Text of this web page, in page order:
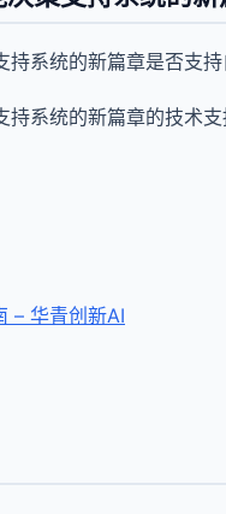
系统的新篇章是否支
持系统的新篇章的技术
– 华青创新AI